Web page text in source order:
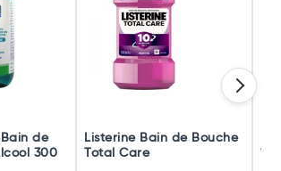
de
300
Listerine Bain de Bouche
Total Care